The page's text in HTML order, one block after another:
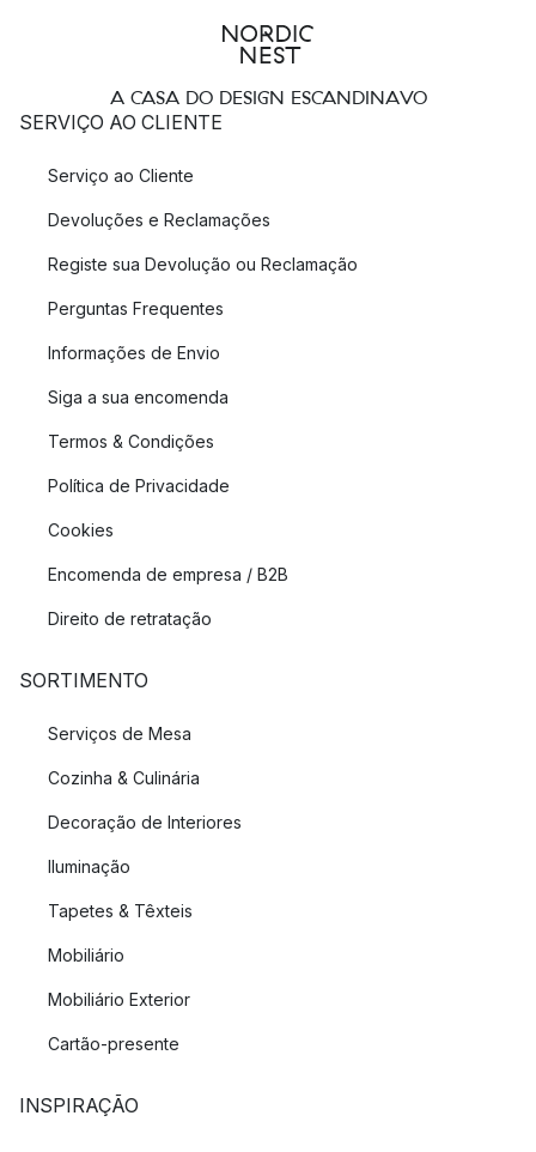
A CASA DO DESIGN ESCANDINAVO
SERVIÇO AO CLIENTE
Serviço ao Cliente
Devoluções e Reclamações
Registe sua Devolução ou Reclamação
Perguntas Frequentes
Informações de Envio
Siga a sua encomenda
Termos & Condições
Política de Privacidade
Cookies
Encomenda de empresa / B2B
Direito de retratação
SORTIMENTO
Serviços de Mesa
Cozinha & Culinária
Decoração de Interiores
Iluminação
Tapetes & Têxteis
Mobiliário
Mobiliário Exterior
Cartão-presente
INSPIRAÇÃO